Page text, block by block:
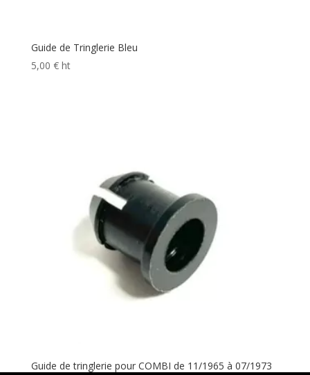
Guide de Tringlerie Bleu
5,00 € ht
Guide de tringlerie pour COMBI de 11/1965 à 07/1973